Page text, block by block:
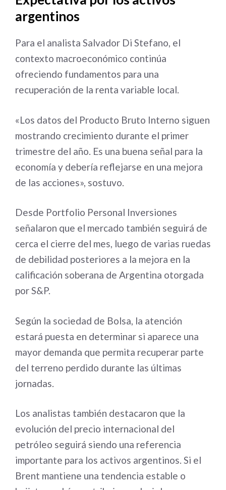
argentinos
Para el analista Salvador Di Stefano, el
contexto macroeconómico continúa
ofreciendo fundamentos para una
recuperación de la renta variable local.
«Los datos del Producto Bruto Interno siguen
mostrando crecimiento durante el primer
trimestre del año. Es una buena señal para la
economía y debería reflejarse en una mejora
de las acciones», sostuvo.
Desde Portfolio Personal Inversiones
señalaron que el mercado también seguirá de
cerca el cierre del mes, luego de varias ruedas
de debilidad posteriores a la mejora en la
calificación soberana de Argentina otorgada
por S&P.
Según la sociedad de Bolsa, la atención
estará puesta en determinar si aparece una
mayor demanda que permita recuperar parte
del terreno perdido durante las últimas
jornadas.
Los analistas también destacaron que la
evolución del precio internacional del
petróleo seguirá siendo una referencia
importante para los activos argentinos. Si el
Brent mantiene una tendencia estable o